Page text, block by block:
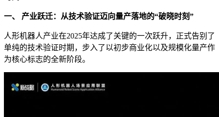
一、 产业跃迁：从技术验证迈向量产落地的“破晓时刻”
人形机器人产业在2025年达成了关键的一次跃升，正式告别了
单纯的技术验证时期，步入了以初步商业化以及规模化量产作
为核心标志的全新阶段。